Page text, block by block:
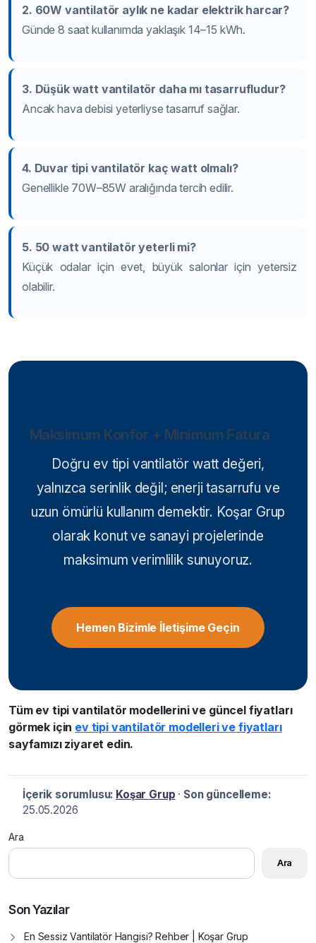
2. 60W vantilatör aylık ne kadar elektrik harcar?
Günde 8 saat kullanımda yaklaşık 14–15 kWh.
3. Düşük watt vantilatör daha mı tasarrufludur?
Ancak hava debisi yeterliyse tasarruf sağlar.
4. Duvar tipi vantilatör kaç watt olmalı?
Genellikle 70W–85W aralığında tercih edilir.
5. 50 watt vantilatör yeterli mi?
Küçük odalar için evet, büyük salonlar için yetersiz
olabilir.
Maksimum Konfor + Minimum Fatura
Doğru ev tipi vantilatör watt değeri,
yalnızca serinlik değil; enerji tasarrufu ve
uzun ömürlü kullanım demektir. Koşar Grup
olarak konut ve sanayi projelerinde
maksimum verimlilik sunuyoruz.
Hemen Bizimle İletişime Geçin
Tüm ev tipi vantilatör modellerini ve güncel fiyatları
görmek için ev tipi vantilatör modelleri ve fiyatları
sayfamızı ziyaret edin.
İçerik sorumlusu: Koşar Grup · Son güncelleme:
25.05.2026
Ara
Ara
Son Yazılar
En Sessiz Vantilatör Hangisi? Rehber | Koşar Grup